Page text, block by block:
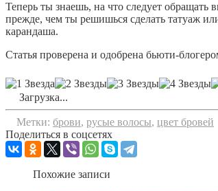
Теперь ты знаешь, на что следует
прежде, чем ты решишься сделать татуаж
карандаша.
Статья проверена и одобрена бьюти-
Загрузка...
Метки: брови, русые волосы, цвет бровей
Поделиться в соцсетях
Похожие записи